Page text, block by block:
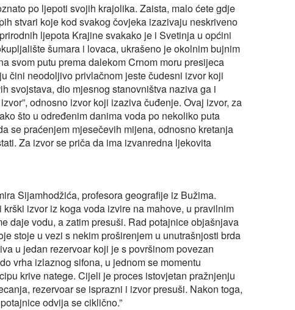
po ljepoti svojih krajolika. Zaista, malo ćete gdje
stvari koje kod svakog čovjeka izazivaju neskriveno
ljepota Krajine svakako je i Svetinja u općini
šumara i lovaca, ukrašeno je okolnim bujnim
svom putu prema dalekom Crnom moru presijeca
čini neodoljivo privlačnom jeste čudesni izvor koji
svojstava, dio mjesnog stanovništva naziva ga i
odnosno izvor koji izaziva čuđenje. Ovaj izvor, za
što u određenim danima voda po nekoliko puta
se praćenjem mjesečevih mijena, odnosno kretanja
Za izvor se priča da ima izvanredna ljekovita
Sijamhodžića, profesora geografije iz Bužima.
krški izvor iz koga voda izvire na mahove, u pravilnim
daje vodu, a zatim presuši. Rad potajnice objašnjava
stoje u vezi s nekim proširenjem u unutrašnjosti brda
u jedan rezervoar koji je s površinom povezan
vrha izlaznog sifona, u jednom se momentu
krive natege. Cijeli je proces istovjetan pražnjenju
rezervoar se isprazni i izvor presuši. Nakon toga,
odvija se ciklično.”